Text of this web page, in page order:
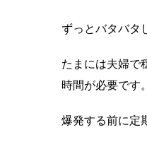
ずっとバタバタ
たまには夫婦で
時間が必要です。
爆発する前に定